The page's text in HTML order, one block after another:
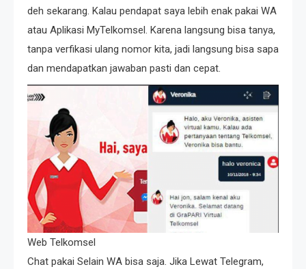
deh sekarang. Kalau pendapat saya lebih enak pakai WA
atau Aplikasi MyTelkomsel. Karena langsung bisa tanya,
tanpa verfikasi ulang nomor kita, jadi langsung bisa sapa
dan mendapatkan jawaban pasti dan cepat.
Web Telkomsel
Chat pakai Selain WA bisa saja. Jika Lewat Telegram,